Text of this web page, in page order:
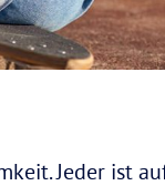
Jeder ist